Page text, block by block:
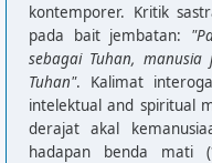
kontemporer. Kritik
pada bait jembatan:
sebagai Tuhan,
Tuhan". Kalimat
intelektual and spiritual
derajat akal
hadapan benda mati